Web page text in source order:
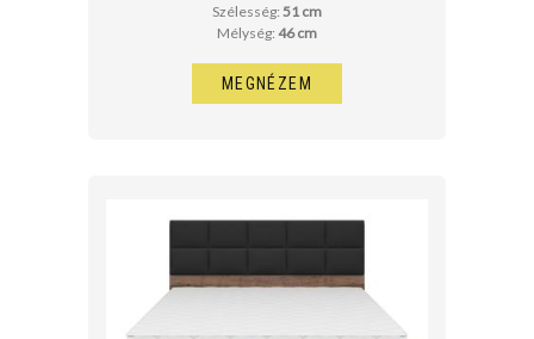
Szélesség: 51 cm
Mélység: 46 cm
MEGNÉZEM